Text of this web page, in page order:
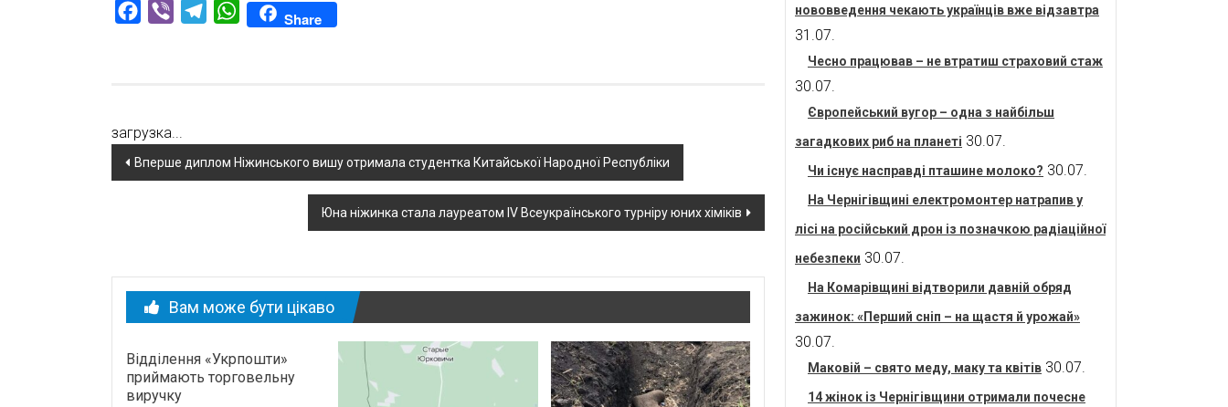
Facebook
Viber TelegramWhatsAppShare
загрузка...
Навігація
Вперше диплом Ніжинського вишу отримала студентка Китайської Народної Республіки
Юна ніжинка стала лауреатом IV Всеукраїнського турніру юних хіміків
Вам може бути цікаво
Відділення «Укрпошти»
приймають торговельну
виручку
нововведення чекають українців вже відзавтра
31.07.
Чесно працював – не втратиш страховий стаж
30.07.
Європейський вугор – одна з найбільш
загадкових риб на планеті 30.07.
Чи існує насправді пташине молоко? 30.07.
На Чернігівщині електромонтер натрапив у
лісі на російський дрон із позначкою радіаційної
небезпеки 30.07.
На Комарівщині відтворили давній обряд
зажинок: «Перший сніп – на щастя й урожай»
30.07.
Маковій – свято меду, маку та квітів 30.07.
14 жінок із Чернігівщини отримали почесне